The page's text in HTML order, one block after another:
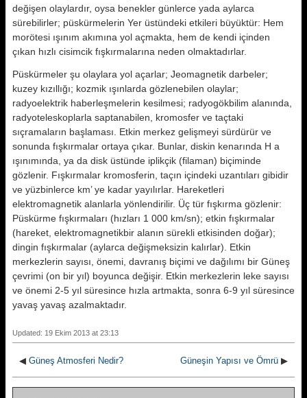
değişen olaylardır, oysa benekler günlerce yada aylarca
sürebilirler; püskürmelerin Yer üstündeki etkileri büyüktür: Hem
morötesi ışınım akımına yol açmakta, hem de kendi içinden
çıkan hızlı cisimcik fışkırmalarına neden olmaktadırlar.
Püskürmeler şu olaylara yol açarlar; Jeomagnetik darbeler;
kuzey kızıllığı; kozmik ışınlarda gözlenebilen olaylar;
radyoelektrik haberleşmelerin kesilmesi; radyogökbilim alanında,
radyoteleskoplarla saptanabilen, kromosfer ve taçtaki
sıçramaların başlaması. Etkin merkez gelişmeyi sürdürür ve
sonunda fışkırmalar ortaya çıkar. Bunlar, diskin kenarında H a
ışınımında, ya da disk üstünde iplikçik (filaman) biçiminde
gözlenir. Fışkırmalar kromosferin, taçın içindeki uzantıları gibidir
ve yüzbinlerce km’ ye kadar yayılırlar. Hareketleri
elektromagnetik alanlarla yönlendirilir. Üç tür fışkırma gözlenir:
Püskürme fışkırmaları (hızları 1 000 km/sn); etkin fışkırmalar
(hareket, elektromagnetikbir alanın sürekli etkisinden doğar);
dingin fışkırmalar (aylarca değişmeksizin kalırlar). Etkin
merkezlerin sayısı, önemi, davranış biçimi ve dağılımı bir Güneş
çevrimi (on bir yıl) boyunca değişir. Etkin merkezlerin leke sayısı
ve önemi 2-5 yıl süresince hızla artmakta, sonra 6-9 yıl süresince
yavaş yavaş azalmaktadır.
Updated: 19 Ekim 2013 at 23:13
◀ Güneş Atmosferi Nedir? Güneşin Yapısı ve Ömrü ▶